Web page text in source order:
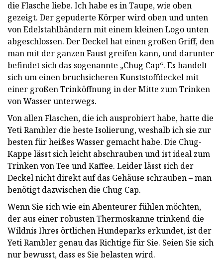
die Flasche liebe. Ich habe es in Taupe, wie oben
gezeigt. Der gepuderte Körper wird oben und unten
von Edelstahlbändern mit einem kleinen Logo unten
abgeschlossen. Der Deckel hat einen großen Griff, den
man mit der ganzen Faust greifen kann, und darunter
befindet sich das sogenannte „Chug Cap“. Es handelt
sich um einen bruchsicheren Kunststoffdeckel mit
einer großen Trinköffnung in der Mitte zum Trinken
von Wasser unterwegs.
Von allen Flaschen, die ich ausprobiert habe, hatte die
Yeti Rambler die beste Isolierung, weshalb ich sie zur
besten für heißes Wasser gemacht habe. Die Chug-
Kappe lässt sich leicht abschrauben und ist ideal zum
Trinken von Tee und Kaffee. Leider lässt sich der
Deckel nicht direkt auf das Gehäuse schrauben – man
benötigt dazwischen die Chug Cap.
Wenn Sie sich wie ein Abenteurer fühlen möchten,
der aus einer robusten Thermoskanne trinkend die
Wildnis Ihres örtlichen Hundeparks erkundet, ist der
Yeti Rambler genau das Richtige für Sie. Seien Sie sich
nur bewusst, dass es Sie belasten wird.